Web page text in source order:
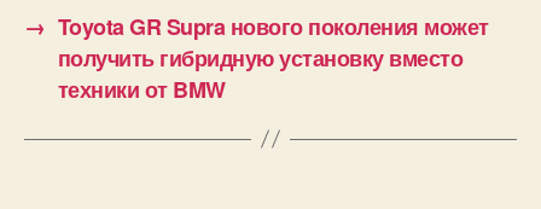
→ Toyota GR Supra нового поколения может
получить гибридную установку вместо
техники от BMW